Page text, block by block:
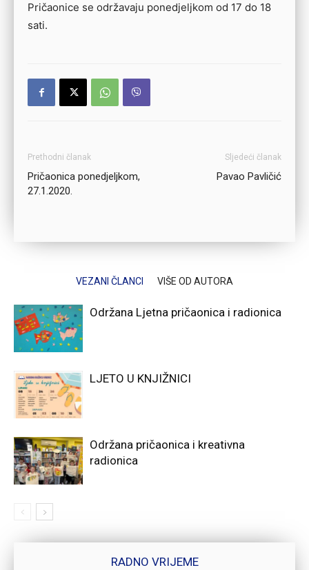
Pričaonice se održavaju ponedjeljkom od 17 do 18
sati.
Prethodni članak
Pričaonica ponedjeljkom,
27.1.2020.
Sljedeći članak
Pavao Pavličić
VEZANI ČLANCI VIŠE OD AUTORA
Održana Ljetna pričaonica i radionica
LJETO U KNJIŽNICI
Održana pričaonica i kreativna
radionica
RADNO VRIJEME